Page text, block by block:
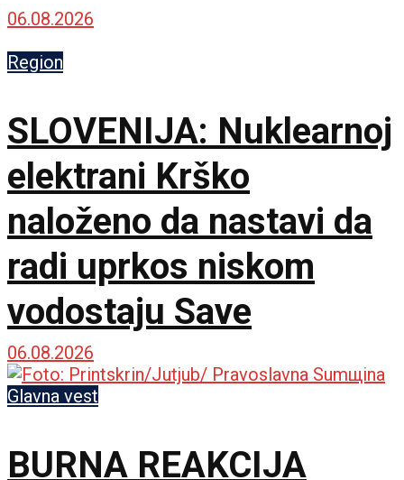
dužnost je da čuvamo
istinu o ustaškom
genocidu
06.08.2026
Region
SLOVENIJA: Nuklearnoj
elektrani Krško
naloženo da nastavi da
radi uprkos niskom
vodostaju Save
06.08.2026
Glavna vest
BURNA REAKCIJA